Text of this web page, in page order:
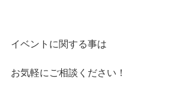
イベントに関する事は
お気軽にご相談ください！